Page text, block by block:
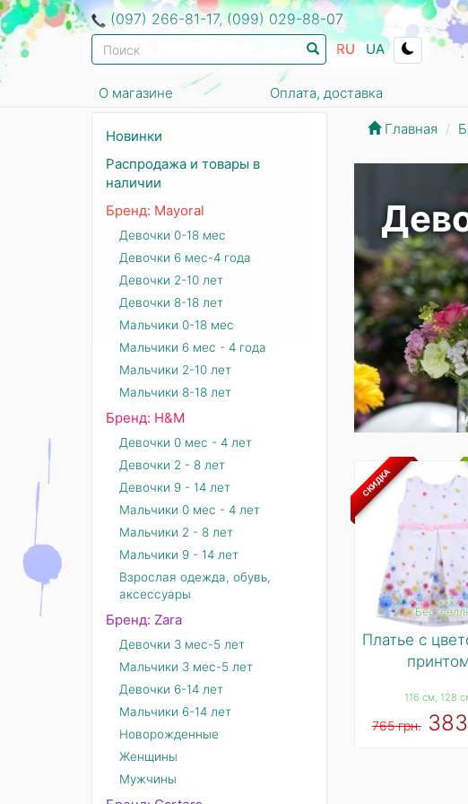
(097) 266-81-17, (099) 029-88-07
RU UA
О магазине Оплата, доставка
Главная
СКИДКА
***
Платье с
116 см, 128
765 грн. 383
Новинки
Распродажа и товары в
наличии
Бренд: Mayoral
Девочки 0-18 мес
Девочки 6 мес-4 года
Девочки 2-10 лет
Девочки 8-18 лет
Мальчики 0-18 мес
Мальчики 6 мес - 4 года
Мальчики 2-10 лет
Мальчики 8-18 лет
Бренд: Н&М
Девочки 0 мес - 4 лет
Девочки 2 - 8 лет
Девочки 9 - 14 лет
Мальчики 0 мес - 4 лет
Мальчики 2 - 8 лет
Мальчики 9 - 14 лет
Взрослая одежда, обувь,
аксессуары
Бренд: Zara
Девочки 3 мес-5 лет
Мальчики 3 мес-5 лет
Девочки 6-14 лет
Мальчики 6-14 лет
Новорожденные
Женщины
Мужчины